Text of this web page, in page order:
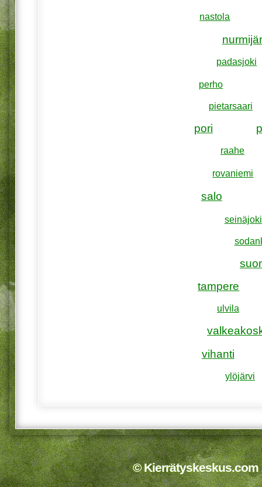
nastola
padasjoki
perho
pietarsaari
pori
raahe
rovaniemi
salo
seinäjoki
tampere
ulvila
vihanti
ylöjärvi
© Kierrätyskeskus.com